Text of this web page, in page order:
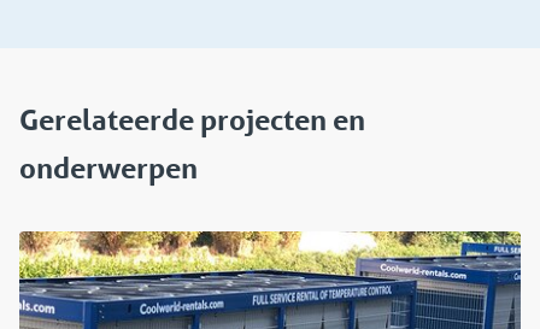
Gerelateerde projecten en
onderwerpen